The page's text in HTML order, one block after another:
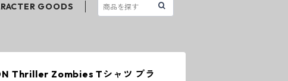
GOODS
Thriller Zombies Tシャツ ブラ